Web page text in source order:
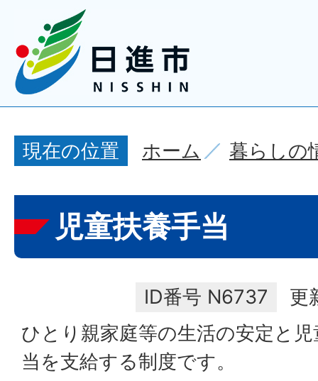
現在の位置 ホーム 暮らしの
児童扶養手当
ID番号 N6737
更
ひとり親家庭等の生活の安定と
当を支給する制度です。